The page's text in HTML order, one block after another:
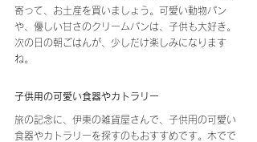
寄って、お土産を買いましょう。可愛い動物パン
や、優しい甘さのクリームパンは、子供も大好き。
次の日の朝ごはんが、少しだけ楽しみになります
ね。
子供用の可愛い食器やカトラリー
旅の記念に、伊東の雑貨屋さんで、子供用の可愛い
食器やカトラリーを探すのもおすすめです。木でで